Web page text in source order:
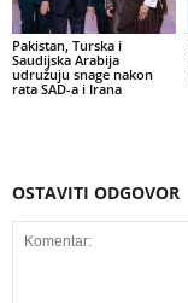
Pakistan, Turska i
Saudijska Arabija
udružuju snage nakon
rata SAD-a i Irana
OSTAVITI ODGOVOR